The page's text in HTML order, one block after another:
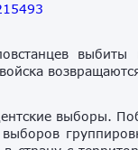
выборы.